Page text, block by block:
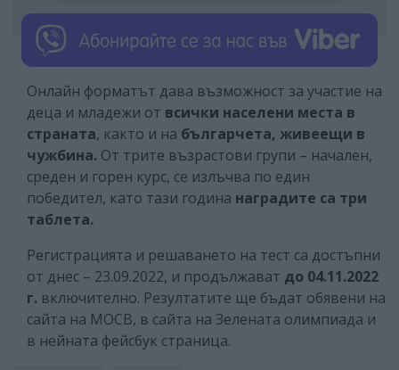
Онлайн форматът дава възможност за участие на
деца и младежи от всички населени места в
страната, както и на българчета, живеещи в
чужбина. От трите възрастови групи – начален,
среден и горен курс, се излъчва по един
победител, като тази година наградите са три
таблета.
Регистрацията и решаването на тест са достъпни
от днес – 23.09.2022, и продължават до 04.11.2022
г. включително. Резултатите ще бъдат обявени на
сайта на МОСВ, в сайта на Зелената олимпиада и
в нейната фейсбук страница.